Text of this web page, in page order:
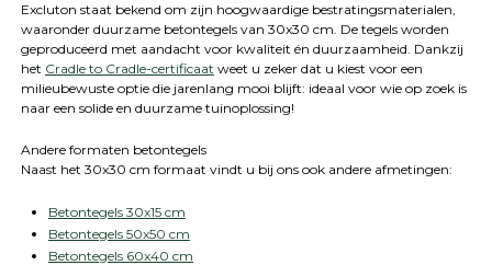
Excluton staat bekend om zijn hoogwaardige bestratingsmaterialen,
waaronder duurzame betontegels van 30x30 cm. De tegels worden
geproduceerd met aandacht voor kwaliteit én duurzaamheid. Dankzij
het Cradle to Cradle-certificaat weet u zeker dat u kiest voor een
milieubewuste optie die jarenlang mooi blijft: ideaal voor wie op zoek is
naar een solide en duurzame tuinoplossing!
Andere formaten betontegels
Naast het 30x30 cm formaat vindt u bij ons ook andere afmetingen:
Betontegels 30x15 cm
Betontegels 50x50 cm
Betontegels 60x40 cm